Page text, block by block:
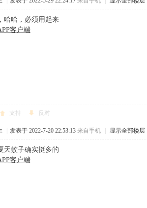
哈哈，必须用起来
客户端
支持 反对
发表于 2022-7-20 22:53:13 来自手机 显示全部楼层
天蚊子确实挺多的
客户端